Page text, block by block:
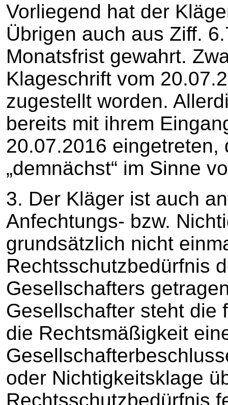
Vorliegend hat der
Übrigen auch aus Ziff.
Monatsfrist gewahrt.
Klageschrift vom
zugestellt worden.
bereits mit ihrem
20.07.2016 eingetreten,
„demnächst“ im Sinne
3. Der Kläger ist auch
Anfechtungs- bzw.
grundsätzlich nicht
Rechtsschutzbedürfnis
Gesellschafters
Gesellschafter steht die
die Rechtsmäßigkeit
oder Nichtigkeitsklage
Rechtsschutzbedürfnis